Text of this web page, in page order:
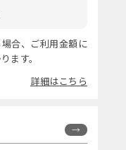
合、ご利用金額に
ます。
詳細はこちら